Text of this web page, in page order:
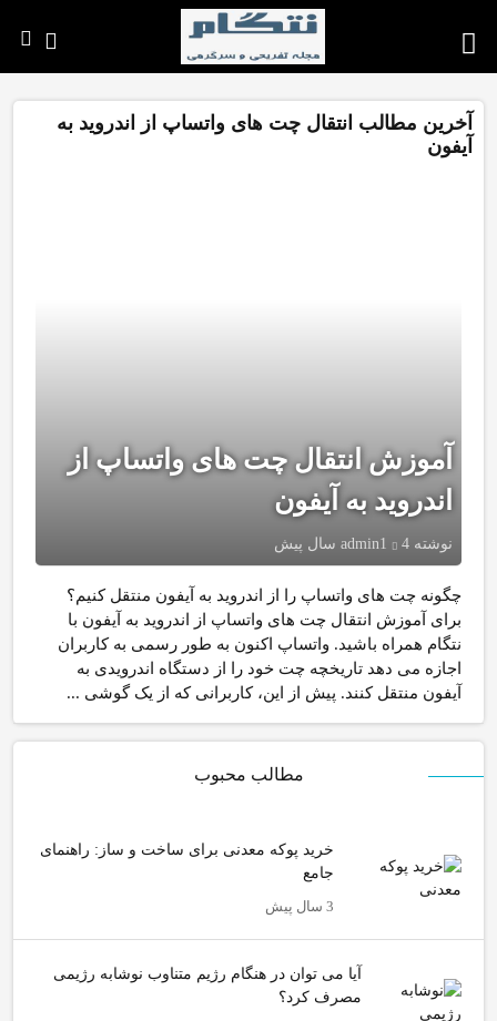
آخرین مطالب انتقال چت های واتساپ از اندروید به
آیفون
آموزش انتقال چت های واتساپ از
اندروید به آیفون
نوشته admin1 4 سال پیش
چگونه چت های واتساپ را از اندروید به آیفون منتقل کنیم؟
برای آموزش انتقال چت های واتساپ از اندروید به آیفون با
نتگام همراه باشید. واتساپ اکنون به طور رسمی به کاربران
اجازه می دهد تاریخچه چت خود را از دستگاه اندرویدی به
آیفون منتقل کنند. پیش از این، کاربرانی که از یک گوشی ...
مطالب محبوب
خرید پوکه معدنی برای ساخت و ساز: راهنمای
جامع
3 سال پیش
آیا می توان در هنگام رژیم متناوب نوشابه رژیمی
مصرف کرد؟